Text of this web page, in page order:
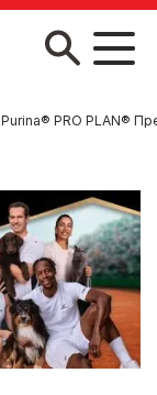
Purina® PRO PLAN®